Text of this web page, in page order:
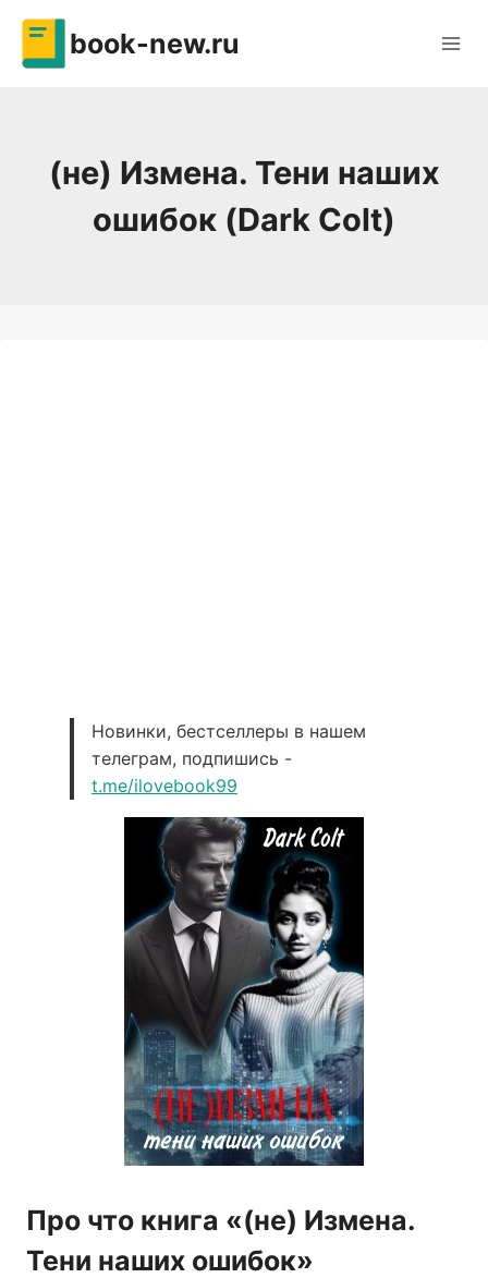
Перейти
содержимому
book-new.ru
(не) Измена. Тени наших
ошибок (Dark Colt)
Новинки, бестселлеры в нашем
телеграм, подпишись -
t.me/ilovebook99
Про что книга «(не) Измена.
Тени наших ошибок»